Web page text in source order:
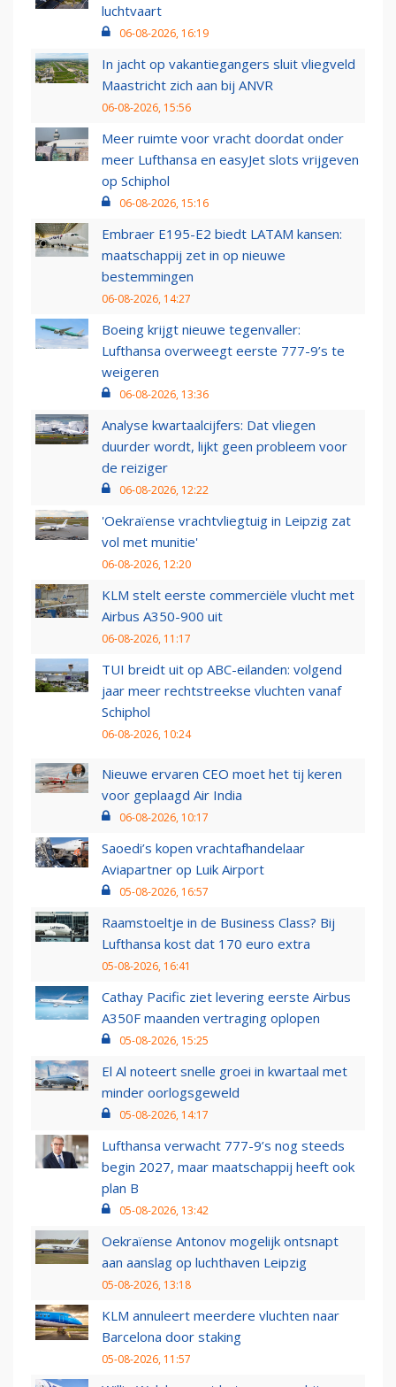
luchtvaart
06-08-2026, 16:19
In jacht op vakantiegangers sluit vliegveld
Maastricht zich aan bij ANVR
06-08-2026, 15:56
Meer ruimte voor vracht doordat onder
meer Lufthansa en easyJet slots vrijgeven
op Schiphol
06-08-2026, 15:16
Embraer E195-E2 biedt LATAM kansen:
maatschappij zet in op nieuwe
bestemmingen
06-08-2026, 14:27
Boeing krijgt nieuwe tegenvaller:
Lufthansa overweegt eerste 777-9’s te
weigeren
06-08-2026, 13:36
Analyse kwartaalcijfers: Dat vliegen
duurder wordt, lijkt geen probleem voor
de reiziger
06-08-2026, 12:22
'Oekraïense vrachtvliegtuig in Leipzig zat
vol met munitie'
06-08-2026, 12:20
KLM stelt eerste commerciële vlucht met
Airbus A350-900 uit
06-08-2026, 11:17
TUI breidt uit op ABC-eilanden: volgend
jaar meer rechtstreekse vluchten vanaf
Schiphol
06-08-2026, 10:24
Nieuwe ervaren CEO moet het tij keren
voor geplaagd Air India
06-08-2026, 10:17
Saoedi’s kopen vrachtafhandelaar
Aviapartner op Luik Airport
05-08-2026, 16:57
Raamstoeltje in de Business Class? Bij
Lufthansa kost dat 170 euro extra
05-08-2026, 16:41
Cathay Pacific ziet levering eerste Airbus
A350F maanden vertraging oplopen
05-08-2026, 15:25
El Al noteert snelle groei in kwartaal met
minder oorlogsgeweld
05-08-2026, 14:17
Lufthansa verwacht 777-9’s nog steeds
begin 2027, maar maatschappij heeft ook
plan B
05-08-2026, 13:42
Oekraïense Antonov mogelijk ontsnapt
aan aanslag op luchthaven Leipzig
05-08-2026, 13:18
KLM annuleert meerdere vluchten naar
Barcelona door staking
05-08-2026, 11:57